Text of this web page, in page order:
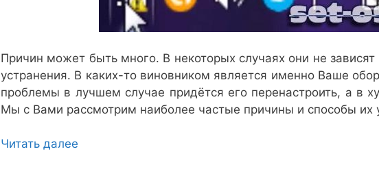
Причин может быть много. В некоторых случаях они не
устранения. В каких-то виновником является именно Ваше
проблемы в лучшем случае придётся его перенастроить, а в
Мы с Вами рассмотрим наиболее частые причины и способы их
Читать далее